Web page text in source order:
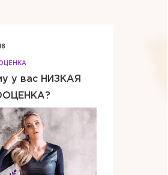
у вас НИЗКАЯ